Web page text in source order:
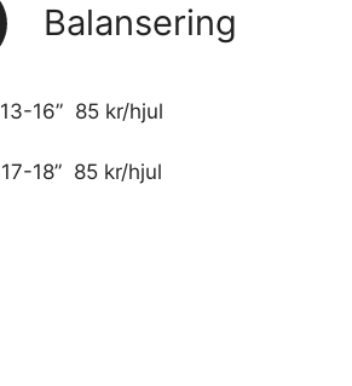
Balansering
13-16” 85 kr/hjul
17-18” 85 kr/hjul